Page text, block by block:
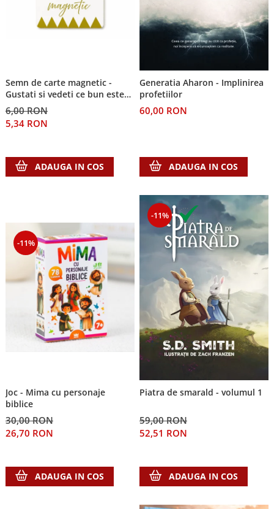
Semn de carte magnetic -
Gustati si vedeti ce bun este
Domnul!
6,00 RON
5,34 RON
ADAUGA IN COS
Generatia Aharon - Implinirea
profetiilor
60,00 RON
ADAUGA IN COS
-11%
Joc - Mima cu personaje
biblice
30,00 RON
26,70 RON
ADAUGA IN COS
-11%
Piatra de smarald - volumul 1
59,00 RON
52,51 RON
ADAUGA IN COS